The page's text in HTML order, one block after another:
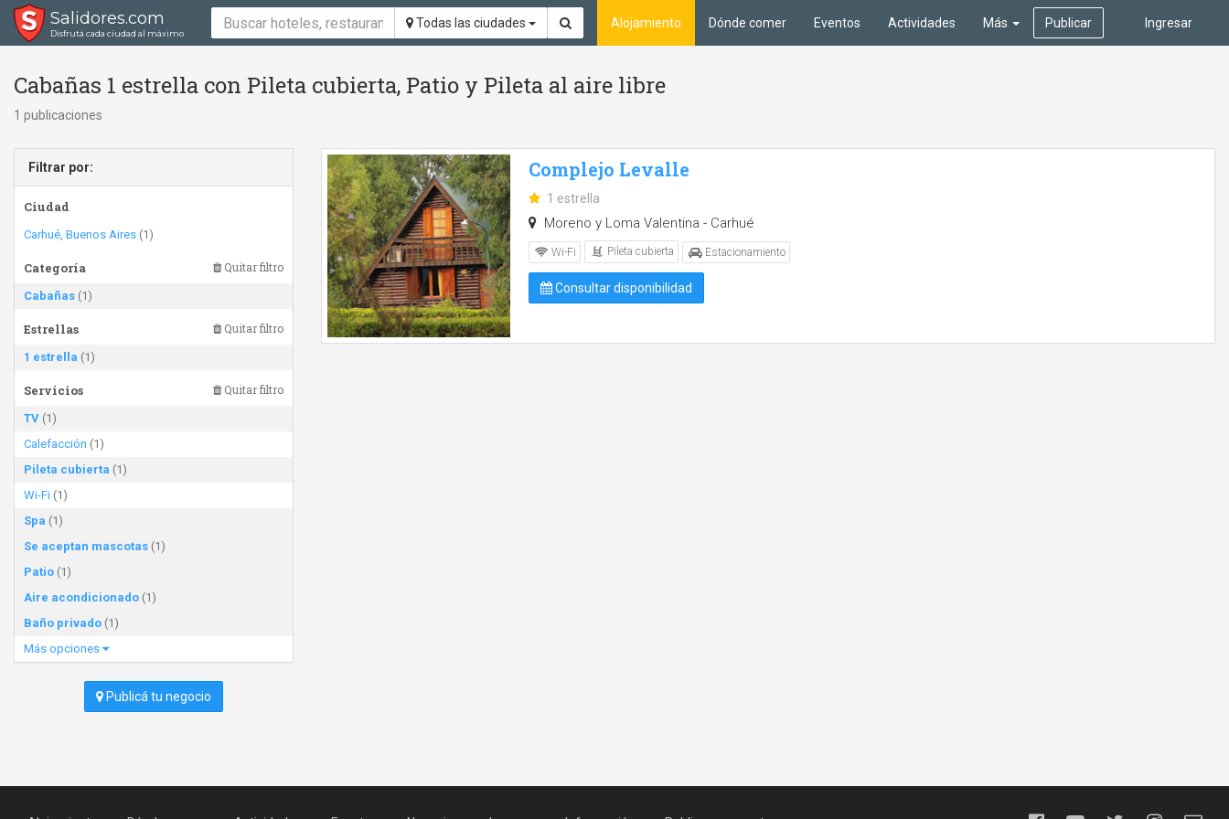
Salidores.com
Disfrutá cada ciudad al máximo
Todas las ciudades Ingresar
Alojamiento Dónde comer Eventos Actividades Más Publicar
Cabañas 1 estrella con Pileta cubierta, Patio y Pileta al aire libre
1 publicaciones
Filtrar por:
Ciudad
Carhué, Buenos Aires (1)
Categoría Quitar filtro
Cabañas (1)
Estrellas Quitar filtro
1 estrella (1)
Servicios Quitar filtro
TV (1)
Calefacción (1)
Pileta cubierta (1)
Wi-Fi (1)
Spa (1)
Se aceptan mascotas (1)
Patio (1)
Aire acondicionado (1)
Baño privado (1)
Más opciones
Publicá tu negocio
Complejo Levalle
1 estrella
Moreno y Loma Valentina - Carhué
Wi-Fi Pileta cubierta Estacionamiento
Consultar disponibilidad